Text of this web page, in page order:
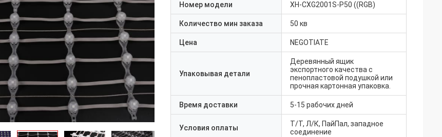
Номер модели XH-CXG2001S-P50 ((RGB)
Количество мин заказа 50 кв
Цена NEGOTIATE
Упаковывая детали
Деревянный ящик
экспортного качества с
пенопластовой подушкой или
прочная картонная упаковка.
Время доставки 5-15 рабочих дней
Условия оплаты
Т/Т, Л/К, ПайПал, западное
соединение